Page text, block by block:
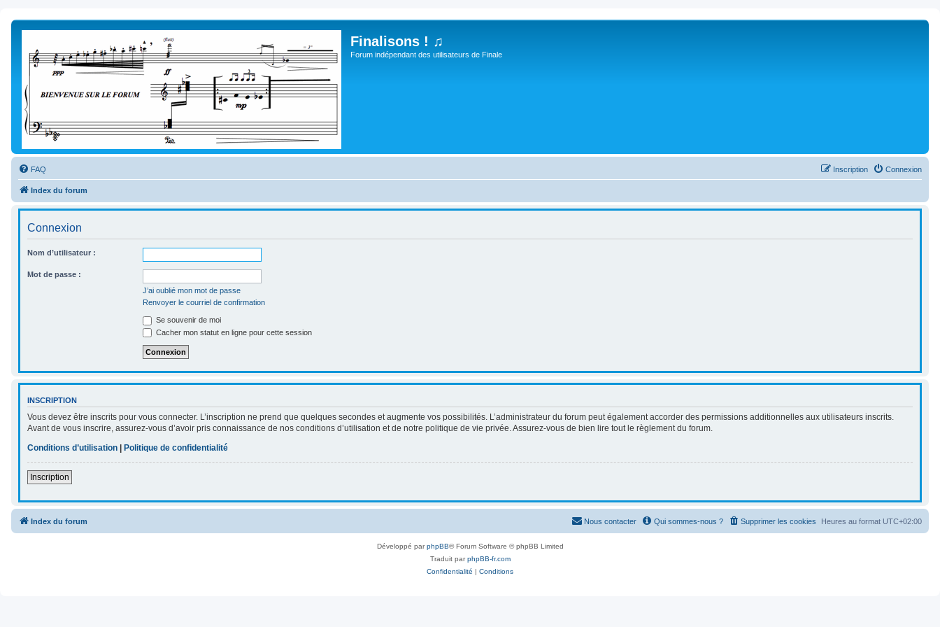
Finalisons ! ♫
Forum indépendant des utilisateurs de Finale
FAQ Connexion
Inscription
Index du forum
Connexion
Nom d’utilisateur :
Mot de passe :
J’ai oublié mon mot de passe
Renvoyer le courriel de confirmation
Se souvenir de moi
Cacher mon statut en ligne pour cette session
INSCRIPTION
Vous devez être inscrits pour vous connecter. L’inscription ne prend que quelques secondes et augmente vos possibilités. L’administrateur du forum peut également accorder des permissions additionnelles aux utilisateurs inscrits.
Avant de vous inscrire, assurez-vous d’avoir pris connaissance de nos conditions d’utilisation et de notre politique de vie privée. Assurez-vous de bien lire tout le règlement du forum.
Conditions d’utilisation | Politique de confidentialité
Inscription
Index du forum Heures au format UTC+02:00
Supprimer les cookies
Qui sommes-nous ?
Nous contacter
Développé parphpBB® Forum Software © phpBB Limited
Traduit parphpBB-fr.com
Confidentialité | Conditions